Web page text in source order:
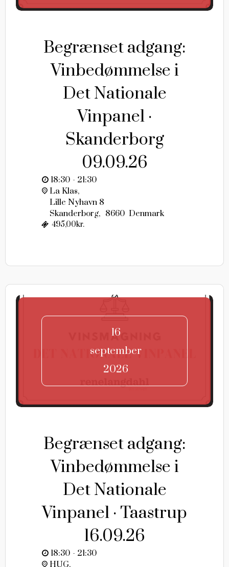
Begrænset adgang:
Vinbedømmelse i
Det Nationale
Vinpanel ·
Skanderborg
09.09.26
18:30 - 21:30
La Klas,
Lille Nyhavn 8
Skanderborg, 8660 Denmark
495,00kr.
16
september
2026
Begrænset adgang:
Vinbedømmelse i
Det Nationale
Vinpanel · Taastrup
16.09.26
18:30 - 21:30
HUG,